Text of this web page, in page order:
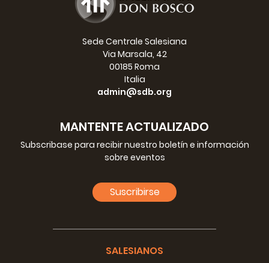
Sede Centrale Salesiana
Via Marsala, 42
00185 Roma
Italia
admin@sdb.org
MANTENTE ACTUALIZADO
Subscribase para recibir nuestro boletín e información
sobre eventos
Suscribirse
SALESIANOS